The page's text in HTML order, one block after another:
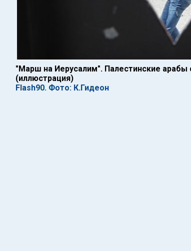
"Марш на Иерусалим". Палестинские
(иллюстрация)
Flash90. Фото: К.Гидеон